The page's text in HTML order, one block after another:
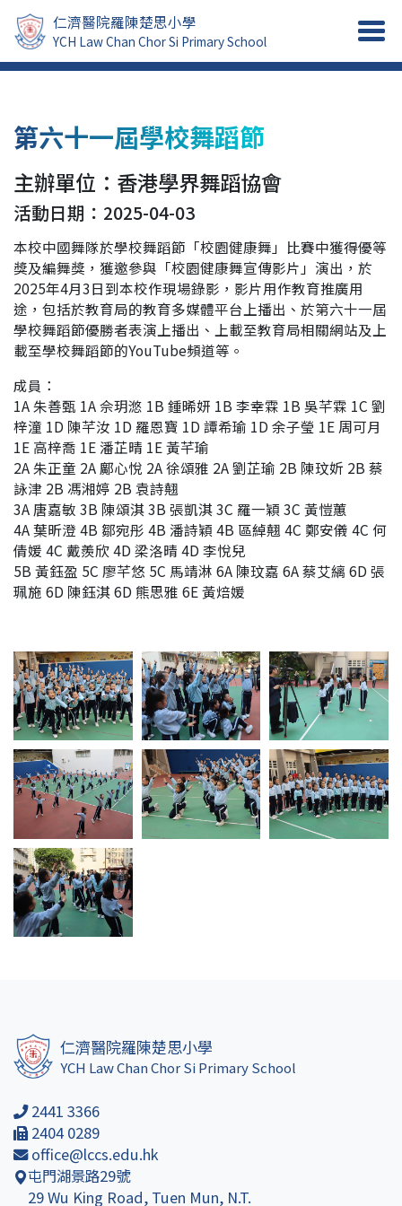
仁濟醫院羅陳楚思小學
YCH Law Chan Chor Si Primary School
第六十一屆學校舞蹈節
主辦單位：香港學界舞蹈協會
活動日期：2025-04-03
本校中國舞隊於學校舞蹈節「校園健康舞」比賽中獲得優等
獎及編舞獎，獲邀參與「校園健康舞宣傳影片」演出，於
2025年4月3日到本校作現場錄影，影片用作教育推廣用
途，包括於教育局的教育多媒體平台上播出、於第六十一屆
學校舞蹈節優勝者表演上播出、上載至教育局相關網站及上
載至學校舞蹈節的YouTube頻道等。
成員：
1A 朱善甄 1A 佘玥滺 1B 鍾晞妍 1B 李幸霖 1B 吳芊霖 1C 劉
梓潼 1D 陳芊汝 1D 羅恩寶 1D 譚希瑜 1D 余子瑩 1E 周可月
1E 高梓喬 1E 潘芷晴 1E 黃芊瑜
2A 朱正童 2A 鄺心悅 2A 徐頌雅 2A 劉芷瑜 2B 陳玟妡 2B 蔡
詠津 2B 馮湘婷 2B 袁詩翹
3A 唐嘉敏 3B 陳頌淇 3B 張凱淇 3C 羅一穎 3C 黃愷蕙
4A 葉昕澄 4B 鄒宛彤 4B 潘詩穎 4B 區綽翹 4C 鄭安儀 4C 何
倩媛 4C 戴羨欣 4D 梁洛晴 4D 李悅兒
5B 黃鈺盈 5C 廖芊悠 5C 馬靖淋 6A 陳玟嘉 6A 蔡艾縭 6D 張
珮施 6D 陳鈺淇 6D 熊思雅 6E 黃焙媛
仁濟醫院羅陳楚思小學
YCH Law Chan Chor Si Primary School
2441 3366
2404 0289
office@lccs.edu.hk
屯門湖景路29號
29 Wu King Road, Tuen Mun, N.T.